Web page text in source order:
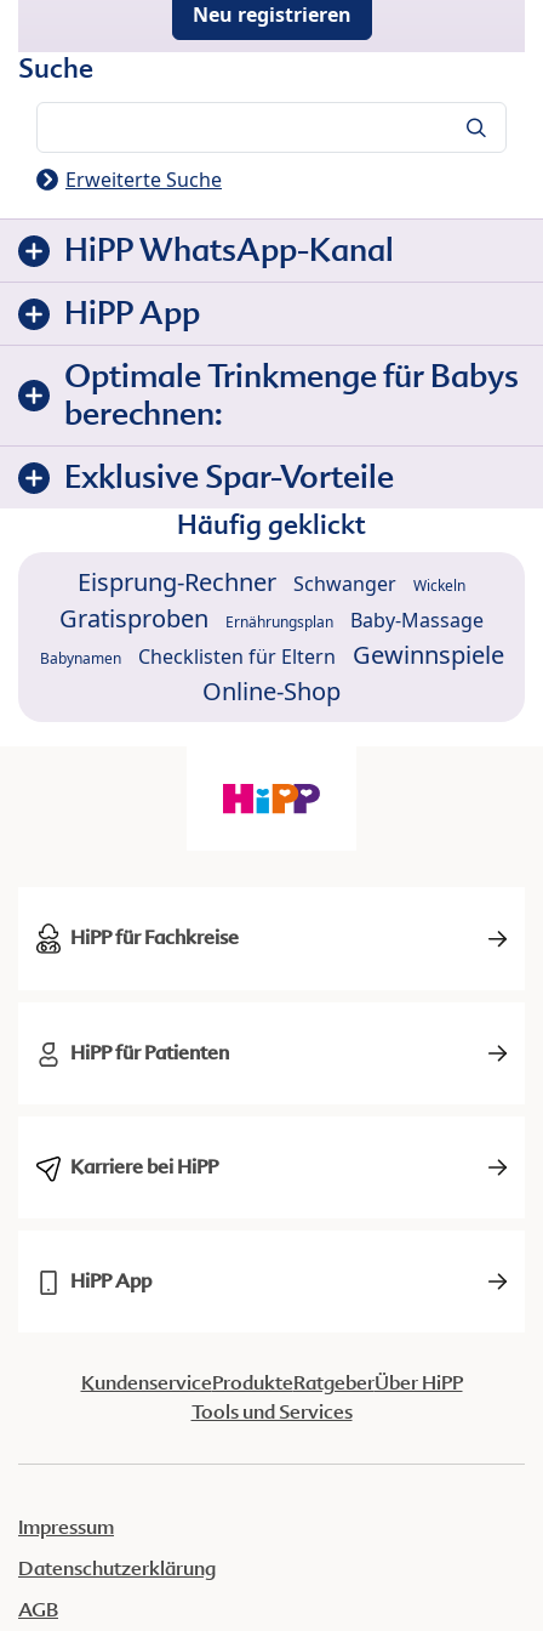
Neu registrieren
Suche
Erweiterte Suche
HiPP WhatsApp-Kanal
HiPP App
Optimale Trinkmenge für Babys
berechnen:
Exklusive Spar-Vorteile
Häufig geklickt
Eisprung-Rechner Schwanger Wickeln
Gratisproben Ernährungsplan Baby-Massage
Babynamen Checklisten für Eltern
Gewinnspiele
Online-Shop
HiPP für Fachkreise
HiPP für Patienten
Karriere bei HiPP
HiPP App
KundenserviceProdukteRatgeberÜber HiPP
Tools und Services
Impressum
Datenschutzerklärung
AGB